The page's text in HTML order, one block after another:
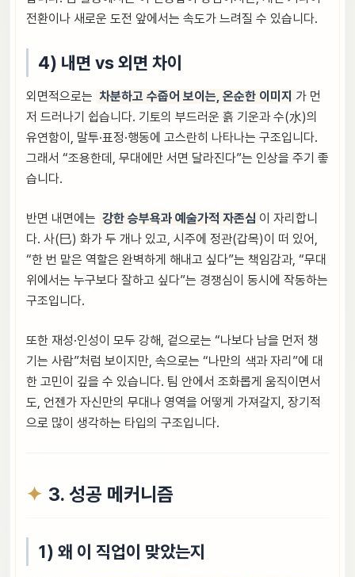
전환이나 새로운 도전 앞에서는 속도가 느려질 수 있습니다.
4) 내면 vs 외면 차이
외면적으로는 차분하고 수줍어 보이는, 온순한 이미지 가 먼
저 드러나기 쉽습니다. 기토의 부드러운 흙 기운과 수(水)의
유연함이, 말투·표정·행동에 고스란히 나타나는 구조입니다.
그래서 “조용한데, 무대에만 서면 달라진다”는 인상을 주기 좋
습니다.
반면 내면에는 강한 승부욕과 예술가적 자존심 이 자리합니
다. 사(巳) 화가 두 개나 있고, 시주에 정관(갑목)이 떠 있어,
“한 번 맡은 역할은 완벽하게 해내고 싶다”는 책임감과, “무대
위에서는 누구보다 잘하고 싶다”는 경쟁심이 동시에 작동하는
구조입니다.
또한 재성·인성이 모두 강해, 겉으로는 “나보다 남을 먼저 챙
기는 사람”처럼 보이지만, 속으로는 “나만의 색과 자리”에 대
한 고민이 깊을 수 있습니다. 팀 안에서 조화롭게 움직이면서
도, 언젠가 자신만의 무대나 영역을 어떻게 가져갈지, 장기적
으로 많이 생각하는 타입의 구조입니다.
3. 성공 메커니즘
1) 왜 이 직업이 맞았는지